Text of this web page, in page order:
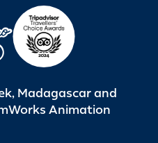
Madagascar and
Animation